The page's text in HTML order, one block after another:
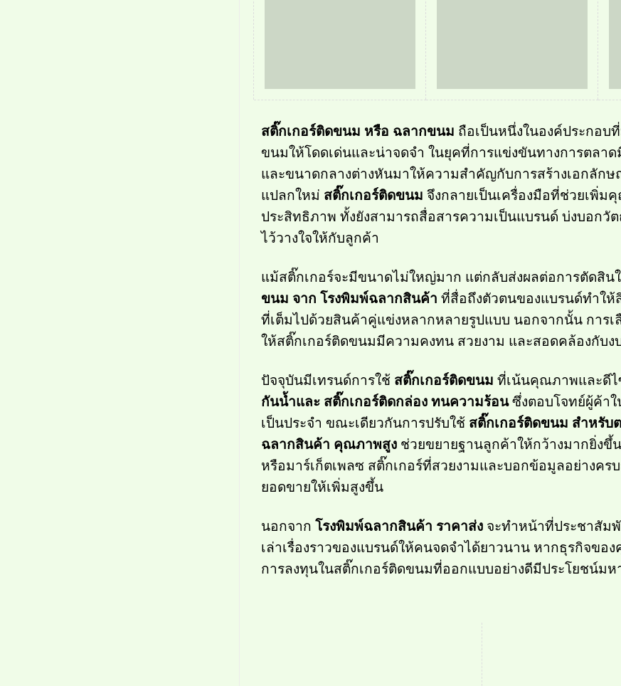
สติ๊กเกอร์ติดขนม หรือ ฉลากขนม ถือเป็นหนึ่งในองค์ประกอบ
ขนมให้โดดเด่นและน่าจดจำ ในยุคที่การแข่งขันทางการตลา
และขนาดกลางต่างหันมาให้ความสำคัญกับการสร้างเอกลั
แปลกใหม่ สติ๊กเกอร์ติดขนม จึงกลายเป็นเครื่องมือที่ช่วยเพิ่ม
ประสิทธิภาพ ทั้งยังสามารถสื่อสารความเป็นแบรนด์ บ่งบอ
ไว้วางใจให้กับลูกค้า
แม้สติ๊กเกอร์จะมีขนาดไม่ใหญ่มาก แต่กลับส่งผลต่อการตัดสิน
ขนม จาก โรงพิมพ์ฉลากสินค้า ที่สื่อถึงตัวตนของแบรนด์ทำให้
ที่เต็มไปด้วยสินค้าคู่แข่งหลากหลายรูปแบบ นอกจากนั้น การ
ให้สติ๊กเกอร์ติดขนมมีความคงทน สวยงาม และสอดคล้องกับ
ปัจจุบันมีเทรนด์การใช้ สติ๊กเกอร์ติดขนม ที่เน้นคุณภาพและดีไ
กันน้ำและ สติ๊กเกอร์ติดกล่อง ทนความร้อนซึ่งตอบโจทย์ผู้ค้า
เป็นประจำ ขณะเดียวกันการปรับใช้ สติ๊กเกอร์ติดขนม สำหรั
ฉลากสินค้า คุณภาพสูง ช่วยขยายฐานลูกค้าให้กว้างมากยิ่งขึ้
หรือมาร์เก็ตเพลซ สติ๊กเกอร์ที่สวยงามและบอกข้อมูลอย่างค
ยอดขายให้เพิ่มสูงขึ้น
นอกจาก โรงพิมพ์ฉลากสินค้า ราคาส่ง จะทำหน้าที่ประชาสัม
เล่าเรื่องราวของแบรนด์ให้คนจดจำได้ยาวนาน หากธุรกิจขอ
การลงทุนในสติ๊กเกอร์ติดขนมที่ออกแบบอย่างดีมีประโยชน์ม